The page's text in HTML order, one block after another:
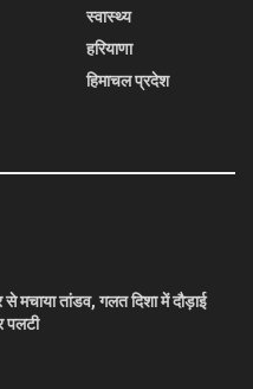
स्वास्थ्य
हरियाणा
हिमाचल प्रदेश
मचाया तांडव, गलत दिशा में दौड़ाई
पलटी